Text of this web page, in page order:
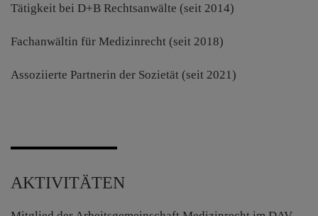
Tätigkeit bei D+B Rechtsanwälte (seit 2014)
Fachanwältin für Medizinrecht (seit 2018)
Assoziierte Partnerin der Sozietät (seit 2021)
AKTIVITÄTEN